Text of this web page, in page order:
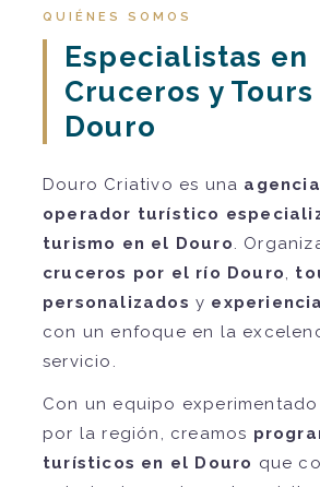
QUIÉNES SOMOS
Especialistas en
Cruceros y
Douro
Douro Criativo es una
operador turístico
turismo en el Douro.
cruceros por el río Douro,
personalizados y
con un enfoque en la
servicio.
Con un equipo
por la región, creamos
turísticos en el Douro que